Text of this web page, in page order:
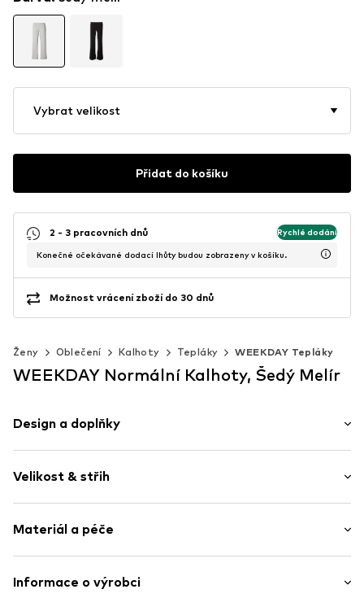
Vybrat velikost
Přidat do košíku
2 - 3 pracovních dnů Rychlé dodání
Konečné očekávané dodací lhůty budou zobrazeny v košíku.
Možnost vrácení zboží do 30 dnů
Ženy Oblečení Kalhoty Tepláky WEEKDAY Tepláky
WEEKDAY Normální Kalhoty, Šedý Melír
Design a doplňky
Teplákovina
Elastický pas/okraj
Boční průhmatové kapsy
Velikost & střih
Střih: Normální
Výška sedu: Nízký pas
Tabulka velikostí
Materiál a péče
Materiál: 60% Bavlna, 40% Polyester - PES
Informace o výrobci